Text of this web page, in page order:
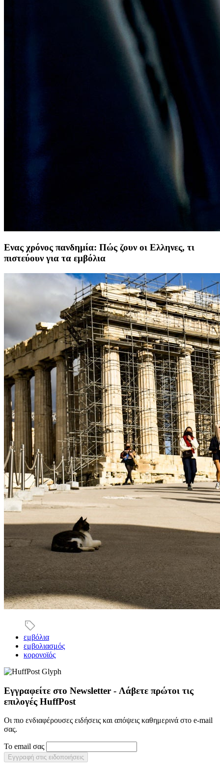
Ενας χρόνος πανδημία: Πώς ζουν οι Ελληνες, τι
πιστεύουν για τα εμβόλια
εμβόλια
εμβολιασμός
κορονοϊός
Εγγραφείτε στο Newsletter - Λάβετε πρώτοι τις
επιλογές HuffPost
Οι πιο ενδιαφέρουσες ειδήσεις και απόψεις καθημερινά στο e-mail
σας.
Το email σας
Εγγραφή στις ειδοποιήσεις